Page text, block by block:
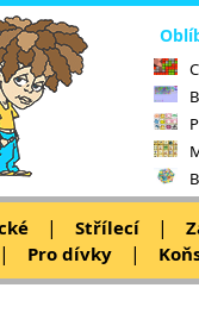
| Střílecí |
| Pro dívky |